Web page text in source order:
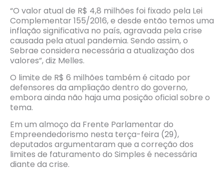
“O valor atual de R$ 4,8 milhões foi fixado pela Lei
Complementar 155/2016, e desde então temos uma
inflação significativa no país, agravada pela crise
causada pela atual pandemia. Sendo assim, o
Sebrae considera necessária a atualização dos
valores”, diz Melles.
O limite de R$ 6 milhões também é citado por
defensores da ampliação dentro do governo,
embora ainda não haja uma posição oficial sobre o
tema.
Em um almoço da Frente Parlamentar do
Empreendedorismo nesta terça-feira (29),
deputados argumentaram que a correção dos
limites de faturamento do Simples é necessária
diante da crise.